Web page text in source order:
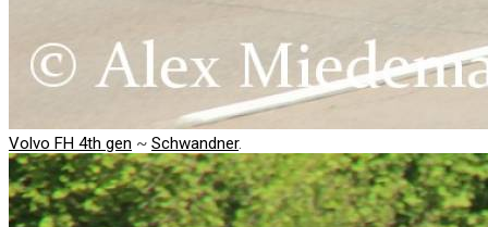
Volvo FH 4th gen ~ Schwandner.